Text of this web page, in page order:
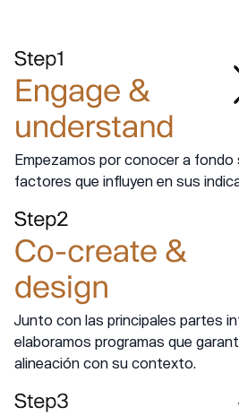
Empezamos por conocer a fondo
factores que influyen en sus
Junto con las principales partes
elaboramos programas que
alineación con su contexto.